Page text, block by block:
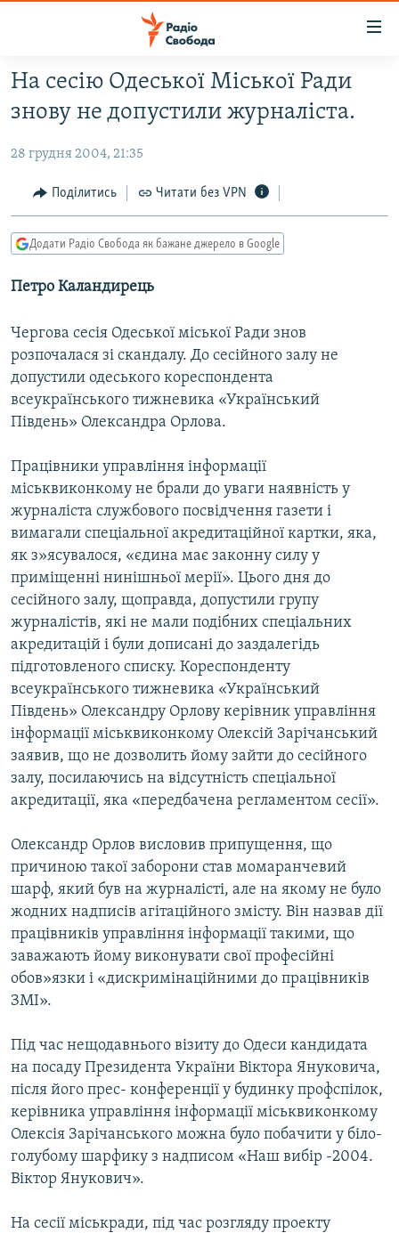
Перейти
до
основного
Перейти
основної
Перейти
пошуку
РАДІО СВОБОДА – 70 РОКІВ
ВСЕ ЗА ДОБУ
СТАТТІ
ПОЛІТИКА
СУСПІЛЬСТВО
КУЛЬТУРА
УКРАЇНА
СВІТ
ВІЙНА
ДОНБАС.РЕАЛІЇ
КРИМ.РЕАЛІЇ
СХЕМИ
КИТАЙ.ВИКЛИКИ
МУЛЬТИМЕДІА
СПЕЦПРОЄКТИ
ПОДКАСТИ
КРИМ РЕАЛІЇ
РУС
УКР
КТАТ
ДОЛУЧАЙСЯ!
На сесію Одеської Міської Ради
знову не допустили журналіста.
28 грудня 2004, 21:35
Поділитись Читати без VPN
Додати Радіо Свобода як бажане джерело в Google
Петро Каландирець
Чергова сесія Одеської міської Ради знов
розпочалася зі скандалу. До сесійного залу не
допустили одеського кореспондента
всеукраїнського тижневика «Український
Південь» Олександра Орлова.
Працівники управління інформації
міськвиконкому не брали до уваги наявність у
журналіста службового посвідчення газети і
вимагали спеціальної акредитаційної картки, яка,
як з»ясувалося, «єдина має законну силу у
приміщенні нинішньої мерії». Цього дня до
сесійного залу, щоправда, допустили групу
журналістів, які не мали подібних спеціальних
акредитацій і були дописані до заздалегідь
підготовленого списку. Кореспонденту
всеукраїнського тижневика «Український
Південь» Олександру Орлову керівник управління
інформації міськвиконкому Олексій Зарічанський
заявив, що не дозволить йому зайти до сесійного
залу, посилаючись на відсутність спеціальної
акредитації, яка «передбачена регламентом сесії».
Олександр Орлов висловив припущення, що
причиною такої заборони став момаранчевий
шарф, який був на журналісті, але на якому не було
жодних надписів агітаційного змісту. Він назвав дії
працівників управління інформації такими, що
заважають йому виконувати свої професійні
обов»язки і «дискримінаційними до працівників
ЗМІ».
Під час нещодавнього візиту до Одеси кандидата
на посаду Президента України Віктора Януковича,
після його прес- конференції у будинку профспілок,
керівника управління інформації міськвиконкому
Олексія Зарічанського можна було побачити у біло-
голубому шарфику з надписом «Наш вибір -2004.
Віктор Янукович».
На сесії міськради, під час розгляду проекту